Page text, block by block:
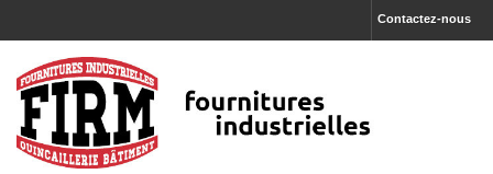
Contactez-nous